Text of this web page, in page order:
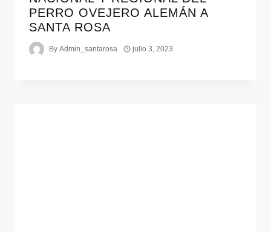
PERRO OVEJERO ALEMÁN A
SANTA ROSA
By Admin_santarosa julio 3, 2023